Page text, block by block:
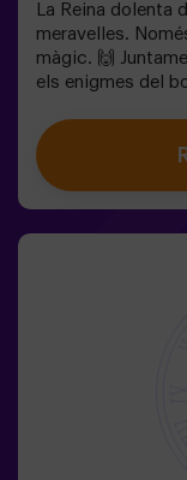
La Reina dolenta
meravelles.
màgic. 🙌
els enigmes del
captivador de la
joc d'escapada
anys!✅ Ideal per
monitor